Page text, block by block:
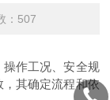
：507
作工况、安全规
其确定流程和依